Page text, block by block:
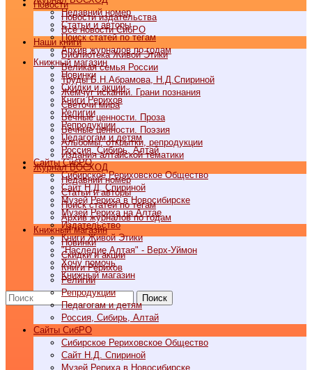
Недавний номер
Статьи и авторы
Поиск статей по тегам
Архив журналов по годам
Книжный магазин
Новинки
Скидки и акции
Книги Рерихов
Религии
Репродукции
Педагогам и детям
Россия, Сибирь, Алтай
Cайты СибРО
Сибирское Рериховское Общество
Сайт Н.Д. Спириной
Музей Рериха в Новосибирске
Музей Рериха на Алтае
Издательство
Книги Живой Этики
"Наследие Алтая" - Верх-Уймон
Хочу помочь
Книжный магазин
Поиск
Новости
Новости издательства
Все новости СибРО
Наши книги
Библиотека Живой Этики
Великая семья России
Труды Б.Н.Абрамова, Н.Д.Спириной
Жемчуг исканий. Грани познания
Светочи мира
Вечные ценности. Проза
Вечные ценности. Поэзия
Альбомы, открытки, репродукции
Издания алтайской тематики
Журнал ВОСХОД
Недавний номер
Статьи и авторы
Поиск статей по тегам
Архив журналов по годам
Книжный магазин
Новинки
Скидки и акции
Книги Рерихов
Религии
Репродукции
Педагогам и детям
Россия, Сибирь, Алтай
Cайты СибРО
Сибирское Рериховское Общество
Сайт Н.Д. Спириной
Музей Рериха в Новосибирске